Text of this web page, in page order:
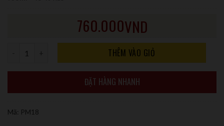
760.000VND
Số lượng THÊM VÀO GIỎ
ĐẶT HÀNG NHANH
Mã: PM18